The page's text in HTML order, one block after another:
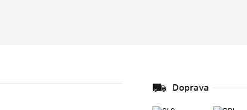
Doprava